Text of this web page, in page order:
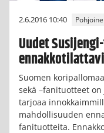
2.6.2016 10:40
Uudet
Suomen
sekä –fanituotteet
tarjoaa
mahdollisuuden
fanituotteita.